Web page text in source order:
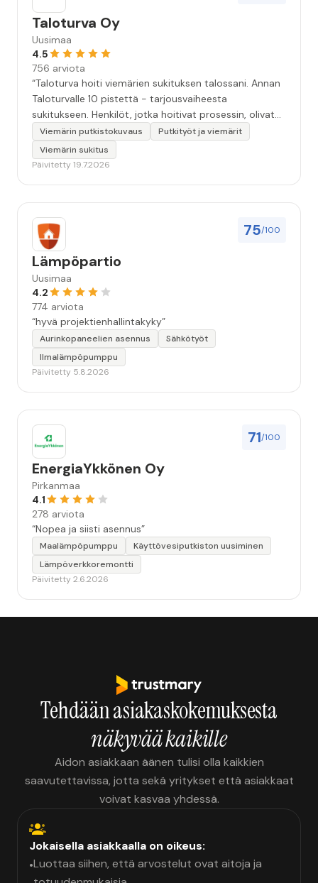
Taloturva Oy
Uusimaa
4.5
756 arviota
“Taloturva hoiti viemärien sukituksen talossani. Annan
Taloturvalle 10 pistettä - tarjousvaiheesta
sukitukseen. Henkilöt, jotka hoitivat prosessin, olivat
ammattitaitoisia ja miellyttäviä. Remontin jälkeen
saamani materiaali tehtävän suorittamisesta oli
kiitettävän arvoista. Voin suositella.”
Viemärin putkistokuvaus
Putkityöt ja viemärit
Viemärin sukitus
Päivitetty 19.7.2026
75/100
Lämpöpartio
Uusimaa
4.2
774 arviota
“hyvä projektienhallintakyky”
Aurinkopaneelien asennus
Sähkötyöt
Ilmalämpöpumppu
Päivitetty 5.8.2026
71/100
EnergiaYkkönen Oy
Pirkanmaa
4.1
278 arviota
“Nopea ja siisti asennus”
Maalämpöpumppu
Käyttövesiputkiston uusiminen
Lämpöverkkoremontti
Päivitetty 2.6.2026
Tehdään asiakaskokemuksesta
näkyvää kaikille
Aidon asiakkaan äänen tulisi olla kaikkien
saavutettavissa, jotta sekä yritykset että asiakkaat
voivat kasvaa yhdessä.
Jokaisella asiakkaalla on oikeus:
•Luottaa siihen, että arvostelut ovat aitoja ja